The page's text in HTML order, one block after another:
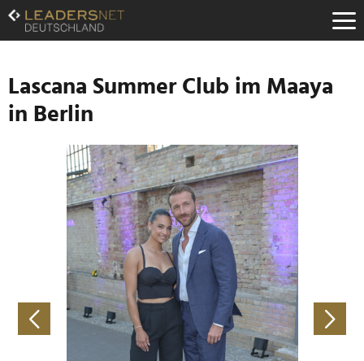
Zum
Inhalt
Zur
Navigation
Zur
Hauptnavigation
Lascana Summer Club im Maaya
in Berlin